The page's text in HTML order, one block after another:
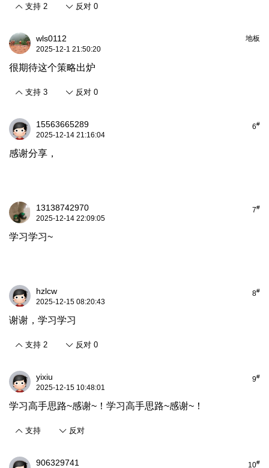
支持 2 反对 0
地板
wls0112
2025-12-1 21:50:20
很期待这个策略出炉
支持 3 反对 0
6#
15563665289
2025-12-14 21:16:04
感谢分享，
7#
13138742970
2025-12-14 22:09:05
学习学习~
8#
hzlcw
2025-12-15 08:20:43
谢谢，学习学习
支持 2 反对 0
9#
yixiu
2025-12-15 10:48:01
学习高手思路~感谢~！学习高手思路~感谢~！
支持 反对
10#
906329741